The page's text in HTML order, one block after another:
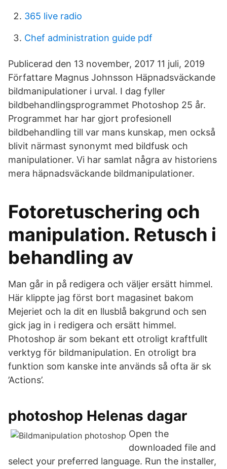
365 live radio
Chef administration guide pdf
Publicerad den 13 november, 2017 11 juli, 2019
Författare Magnus Johnsson Häpnadsväckande
bildmanipulationer i urval. I dag fyller
bildbehandlingsprogrammet Photoshop 25 år.
Programmet har har gjort profesionell
bildbehandling till var mans kunskap, men också
blivit närmast synonymt med bildfusk och
manipulationer. Vi har samlat några av historiens
mera häpnadsväckande bildmanipulationer.
Fotoretuschering och
manipulation. Retusch i
behandling av
Man går in på redigera och väljer ersätt himmel.
Här klippte jag först bort magasinet bakom
Mejeriet och la dit en llusblå bakgrund och sen
gick jag in i redigera och ersätt himmel.
Photoshop är som bekant ett otroligt kraftfullt
verktyg för bildmanipulation. En otroligt bra
funktion som kanske inte används så ofta är sk
’Actions’.
photoshop Helenas dagar
Open the
downloaded file and
select your preferred language. Run the installer,